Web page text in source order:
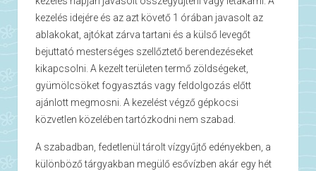
kezelés idejére és az azt követő 1 órában javasolt az
ablakokat, ajtókat zárva tartani és a külső levegőt
bejuttató mesterséges szellőztető berendezéseket
kikapcsolni. A kezelt területen termő zöldségeket,
gyümölcsöket fogyasztás vagy feldolgozás előtt
ajánlott megmosni. A kezelést végző gépkocsi
közvetlen közelében tartózkodni nem szabad.
A szabadban, fedetlenül tárolt vízgyűjtő edényekben, a
különböző tárgyakban megülő esővízben akár egy hét